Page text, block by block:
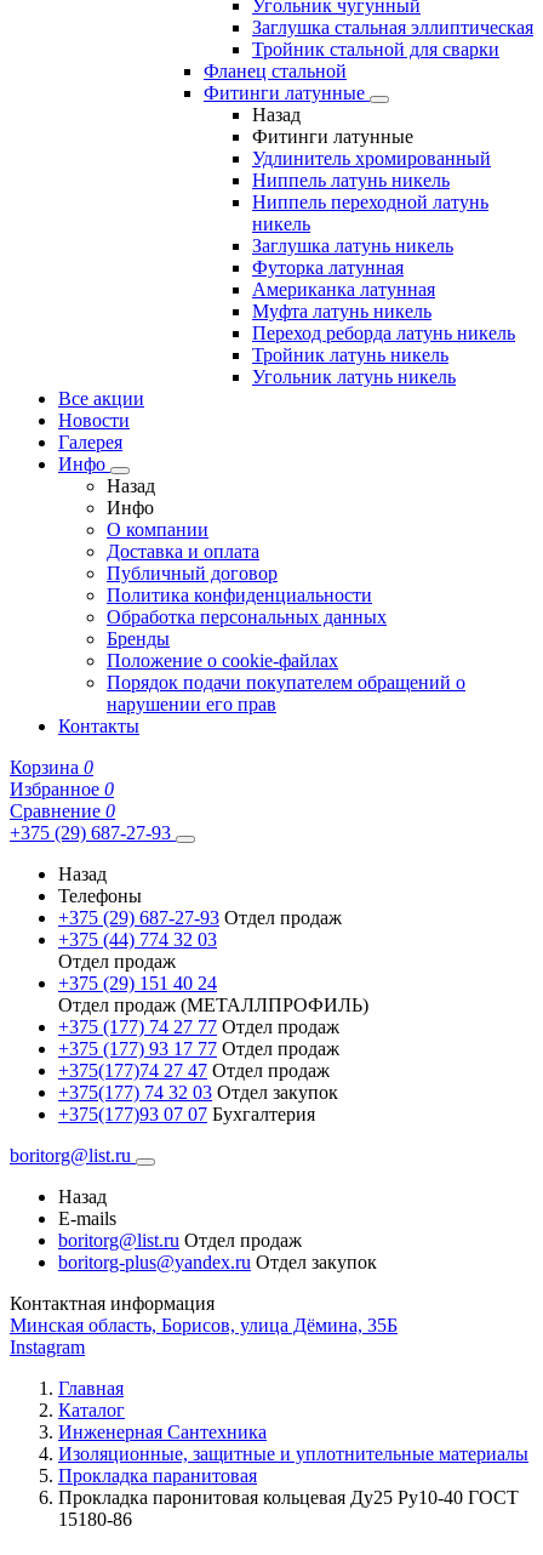
Угольник чугунный
Заглушка стальная эллиптическая
Тройник стальной для сварки
Фланец стальной
Фитинги латунные
Назад
Фитинги латунные
Удлинитель хромированный
Ниппель латунь никель
Ниппель переходной латунь
никель
Заглушка латунь никель
Футорка латунная
Американка латунная
Муфта латунь никель
Переход реборда латунь никель
Тройник латунь никель
Угольник латунь никель
Все акции
Новости
Галерея
Инфо
Назад
Инфо
О компании
Доставка и оплата
Публичный договор
Политика конфиденциальности
Обработка персональных данных
Бренды
Положение о cookie-файлах
Порядок подачи покупателем обращений о
нарушении его прав
Контакты
Корзина 0
Избранное 0
Сравнение 0
+375 (29) 687-27-93
Назад
Телефоны
+375 (29) 687-27-93 Отдел продаж
+375 (44) 774 32 03
Отдел продаж
+375 (29) 151 40 24
Отдел продаж (МЕТАЛЛПРОФИЛЬ)
+375 (177) 74 27 77 Отдел продаж
+375 (177) 93 17 77 Отдел продаж
+375(177)74 27 47 Отдел продаж
+375(177) 74 32 03 Отдел закупок
+375(177)93 07 07 Бухгалтерия
boritorg@list.ru
Назад
E-mails
boritorg@list.ru Отдел продаж
boritorg-plus@yandex.ru Отдел закупок
Контактная информация
Минская область, Борисов, улица Дёмина, 35Б
Instagram
Главная
Каталог
Инженерная Сантехника
Изоляционные, защитные и уплотнительные материалы
Прокладка паранитовая
Прокладка паронитовая кольцевая Ду25 Ру10-40 ГОСТ
15180-86